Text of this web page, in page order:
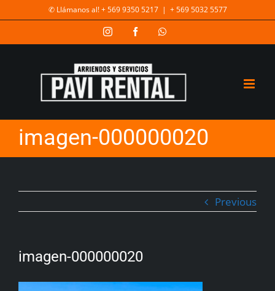
✆ Llámanos al! + 569 9350 5217 | + 569 5032 5577
imagen-000000020
Previous
imagen-000000020